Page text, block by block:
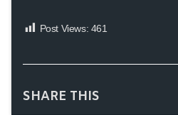
Post Views: 461
SHARE THIS